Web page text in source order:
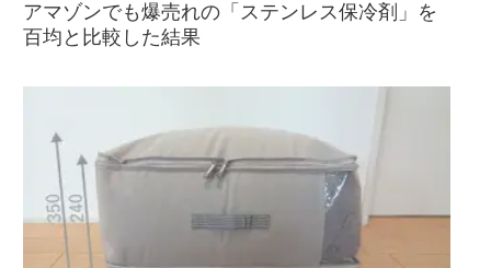
アマゾンでも爆売れの「ステンレス保冷剤」を
百均と比較した結果